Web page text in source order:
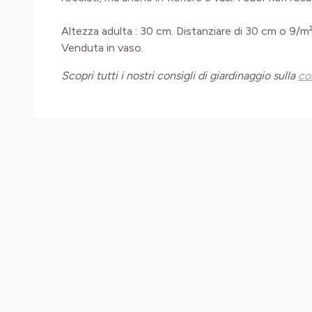
Altezza adulta : 30 cm. Distanziare di 30 cm o 9/
Venduta in vaso.
Scopri tutti i nostri consigli di giardinaggio sulla